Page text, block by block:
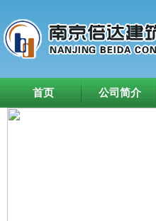
首页 公司简介